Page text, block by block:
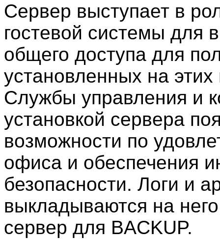
Сервер выступает в
гостевой системы для
общего доступа для
установленных на
Службы управления и
установкой сервера
возможности по
офиса и обеспечения
безопасности. Логи и
выкладываются на
сервер для BACKUP.